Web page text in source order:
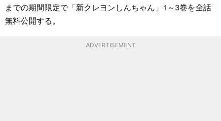
までの期間限定で「新クレヨンしんちゃん」1～3巻を全話
無料公開する。
ADVERTISEMENT